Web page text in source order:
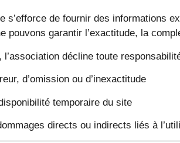
s’efforce de fournir des informations
pouvons garantir l’exactitude, la
l’association décline toute
d’omission ou d’inexactitude
temporaire du site
directs ou indirects liés à